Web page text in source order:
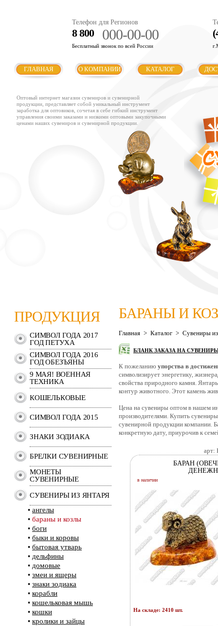
Телефон для Регионов
8 800 000-00-00
Бесплатный звонок по всей России
ГЛАВНАЯ О КОМПАНИИ КАТАЛОГ
Оптовый интернет магазин сувениров и сувенирной
продукции, представляет собой уникальный инструмент
заработка для оптовиков, сочетая в себе гибкий инструмент
управления своими заказами и низкими оптовыми закупочными
ценами наших сувениров и сувенирной продукции.
ПРОДУКЦИЯ
СИМВОЛ ГОДА 2017
ГОД ПЕТУХА
СИМВОЛ ГОДА 2016
ГОД ОБЕЗЪЯНЫ
9 МАЯ! ВОЕННАЯ
ТЕХНИКА
КОШЕЛЬКОВЫЕ
СИМВОЛ ГОДА 2015
ЗНАКИ ЗОДИАКА
БРЕЛКИ СУВЕНИРНЫЕ
МОНЕТЫ
СУВЕНИРНЫЕ
СУВЕНИРЫ ИЗ ЯНТАРЯ
• ангелы
• бараны и козлы
• боги
• быки и коровы
• бытовая утварь
• дельфины
• домовые
• змеи и ящеры
• знаки зодиака
• корабли
• кошельковая мышь
• кошки
• кролики и зайцы
БАРАНЫ И
Главная > Каталог > Сувениры
БЛАНК ЗАКАЗА НА
К пожеланию упорства в
символизирует энергетику,
свойства природного камня.
контур животного. Этот камень
Цена на сувениры оптом в нашем
производителями. Купить
сувенирной продукции компании.
конкретную дату, приурочив к
арт:
БАРАН
в наличии
На складе: 2410 шт.